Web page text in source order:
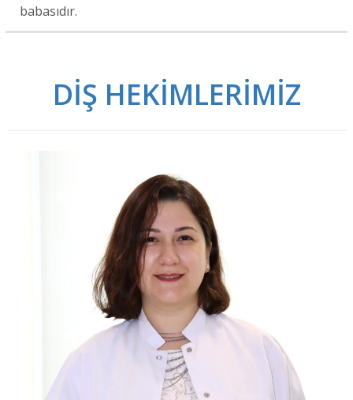
babasıdır.
DİŞ HEKİMLERİMİZ